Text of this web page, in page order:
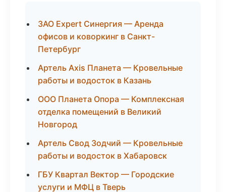
ЗАО Expert Синергия — Аренда
офисов и коворкинг в Санкт-
Петербург
Артель Axis Планета — Кровельные
работы и водосток в Казань
ООО Планета Опора — Комплексная
отделка помещений в Великий
Новгород
Артель Свод Зодчий — Кровельные
работы и водосток в Хабаровск
ГБУ Квартал Вектор — Городские
услуги и МФЦ в Тверь